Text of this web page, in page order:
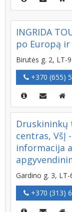
INGRIDA
po Europą ir
Birutės g. 2, LT-
+370 (655)
centras, VšĮ
informacija
Gardino g. 3,
+370 (313)